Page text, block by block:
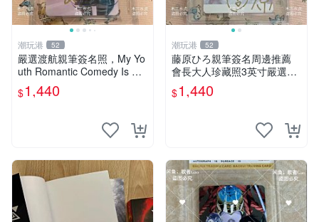
潮玩港 52
嚴選渡航親筆簽名照，My Yo
uth Romantic Comedy Is Wr
ong限量收藏版 青春戀愛物語
原創 漫畫周邊
$1,440
潮玩港 52
藤原ひろ親筆簽名周邊推薦
會長大人珍藏照3英寸嚴選女
仆紀念品 面簽收藏 會長大人
簽名照 女仆照 面簽收藏
$1,440